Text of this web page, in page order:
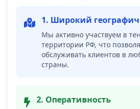
1. Широкий
Мы активно участвуем в
территории РФ, что
обслуживать клиентов в
страны.
2. Оперативность